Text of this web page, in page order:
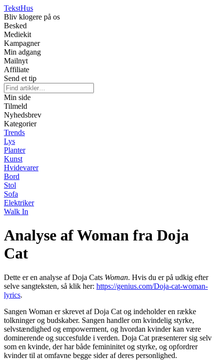
TekstHus
Bliv klogere på os
Besked
Mediekit
Kampagner
Min adgang
Mailnyt
Affiliate
Send et tip
Min side
Tilmeld
Nyhedsbrev
Kategorier
Trends
Lys
Planter
Kunst
Hvidevarer
Bord
Stol
Sofa
Elektriker
Walk In
Analyse af Woman fra Doja
Cat
Dette er en analyse af Doja Cats Woman. Hvis du er på udkig efter
selve sangteksten, så klik her: https://genius.com/Doja-cat-woman-
lyrics.
Sangen Woman er skrevet af Doja Cat og indeholder en række
tolkninger og budskaber. Sangen handler om kvindelig styrke,
selvstændighed og empowerment, og hvordan kvinder kan være
dominerende og succesfulde i verden. Doja Cat præsenterer sig selv
som en kvinde, der har både femininitet og styrke, og opfordrer
kvinder til at omfavne begge sider af deres personlighed.